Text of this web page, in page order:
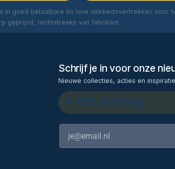
in goed betaalbare én luxe dekbedovertrekken
geprijsd, rechtstreeks van fabrikant.
Schrijf je in voor onze
Nieuwe collecties, acties en
✦ 10% korting